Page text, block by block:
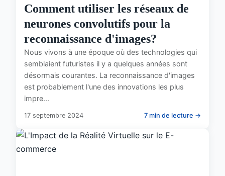
Comment utiliser les réseaux de
neurones convolutifs pour la
reconnaissance d'images?
Nous vivons à une époque où des technologies qui
semblaient futuristes il y a quelques années sont
désormais courantes. La reconnaissance d'images
est probablement l'une des innovations les plus
impre...
17 septembre 2024 7 min de lecture →